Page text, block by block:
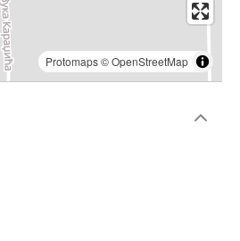
Protomaps©OpenStreetMap